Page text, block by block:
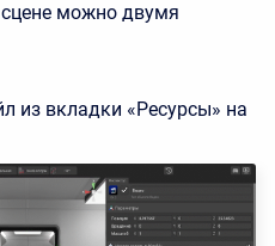
можно двумя
из вкладки «Ресурсы» на